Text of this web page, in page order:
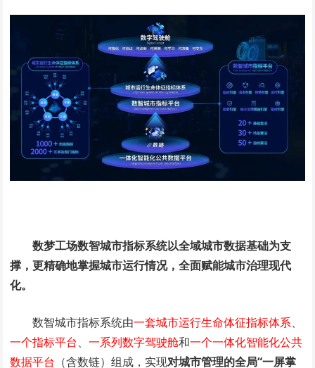
数梦工场数智城市指标系统以全域城市数据基础为支
撑，更精确地掌握城市运行情况，全面赋能城市治理现代
化。
数智城市指标系统由一套城市运行生命体征指标体系、
一个指标平台、一系列数字驾驶舱和一个一体化智能化公共
数据平台 （含数链）组成，实现对城市管理的全局“一屏掌